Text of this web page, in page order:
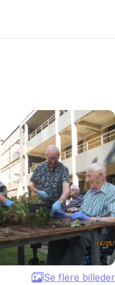
Se flere billeder